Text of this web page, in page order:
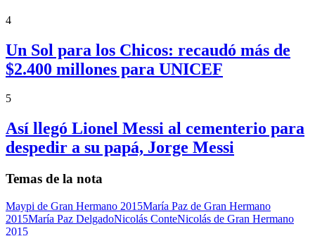
4
Un Sol para los Chicos: recaudó más de
$2.400 millones para UNICEF
5
Así llegó Lionel Messi al cementerio para
despedir a su papá, Jorge Messi
Temas de la nota
Maypi de Gran Hermano 2015María Paz de Gran Hermano
2015María Paz DelgadoNicolás ConteNicolás de Gran Hermano
2015